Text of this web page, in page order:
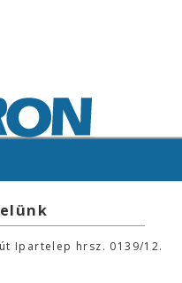
Ipartelep hrsz. 0139/12.